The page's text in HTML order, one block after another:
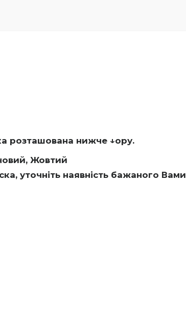
розташована нижче ↓ору.
Жовтий
уточніть наявність бажаного Вами